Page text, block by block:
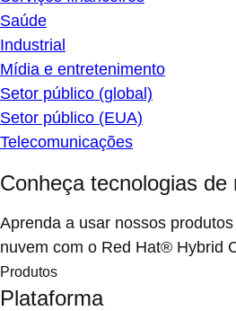
Saúde
Industrial
Mídia e entretenimento
Setor público (global)
Setor público (EUA)
Telecomunicações
Conheça tecnologias de
Aprenda a usar nossos
nuvem com o Red Hat® Hybrid
Produtos
Plataforma